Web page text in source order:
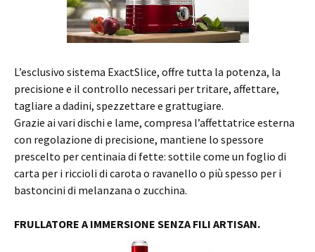
L’esclusivo sistema ExactSlice, offre tutta la potenza, la
precisione e il controllo necessari per tritare, affettare,
tagliare a dadini, spezzettare e grattugiare.
Grazie ai vari dischi e lame, compresa l’affettatrice esterna
con regolazione di precisione, mantiene lo spessore
prescelto per centinaia di fette: sottile come un foglio di
carta per i riccioli di carota o ravanello o più spesso per i
bastoncini di melanzana o zucchina.
FRULLATORE A IMMERSIONE SENZA FILI ARTISAN.